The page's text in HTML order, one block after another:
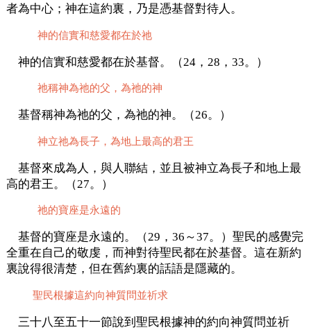
者為中心；神在這約裏，乃是憑基督對待人。
神的信實和慈愛都在於祂
神的信實和慈愛都在於基督。（24，28，33。）
祂稱神為祂的父，為祂的神
基督稱神為祂的父，為祂的神。（26。）
神立祂為長子，為地上最高的君王
基督來成為人，與人聯結，並且被神立為長子和地上最
高的君王。（27。）
祂的寶座是永遠的
基督的寶座是永遠的。（29，36～37。）聖民的感覺完
全重在自己的敬虔，而神對待聖民都在於基督。這在新約
裏說得很清楚，但在舊約裏的話語是隱藏的。
聖民根據這約向神質問並祈求
三十八至五十一節說到聖民根據神的約向神質問並祈